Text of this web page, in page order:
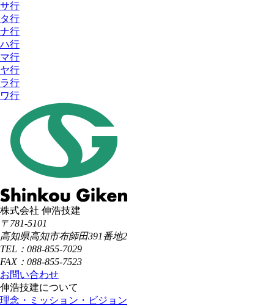
サ行
タ行
ナ行
ハ行
マ行
ヤ行
ラ行
ワ行
株式会社 伸浩技建
〒781-5101
高知県高知市布師田391番地2
TEL：088-855-7029
FAX：088-855-7523
お問い合わせ
伸浩技建について
理念・ミッション・ビジョン